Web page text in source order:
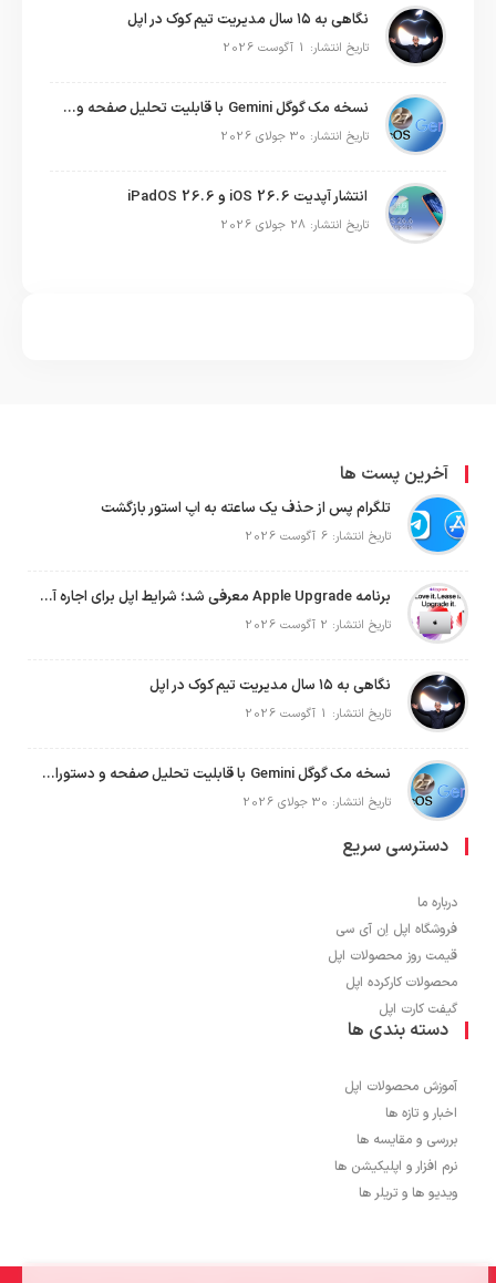
نگاهی به ۱۵ سال مدیریت تیم کوک در اپل
تاریخ انتشار: 1 آگوست 2026
نسخه مک گوگل Gemini با قابلیت تحلیل صفحه و دستورات صوتی در به‌روزرسانی جدید
تاریخ انتشار: 30 جولای 2026
انتشار آپدیت iOS 26.6 و iPadOS 26.6
تاریخ انتشار: 28 جولای 2026
آخرین پست ها
تلگرام پس از حذف یک ساعته به اپ استور بازگشت
تاریخ انتشار: 6 آگوست 2026
برنامه Apple Upgrade معرفی شد؛ شرایط اپل برای اجاره آیفون، آیپد، مک و اپل واچ
تاریخ انتشار: 2 آگوست 2026
نگاهی به ۱۵ سال مدیریت تیم کوک در اپل
تاریخ انتشار: 1 آگوست 2026
نسخه مک گوگل Gemini با قابلیت تحلیل صفحه و دستورات صوتی در به‌روزرسانی جدید
تاریخ انتشار: 30 جولای 2026
دسترسی سریع
درباره ما
فروشگاه اپل اِن آی سی
قیمت روز محصولات اپل
محصولات کارکرده اپل
گیفت کارت اپل
دسته بندی ها
آموزش محصولات اپل
اخبار و تازه ها
بررسی و مقایسه ها
نرم افزار و اپلیکیشن ها
ویدیو ها و تریلر ها